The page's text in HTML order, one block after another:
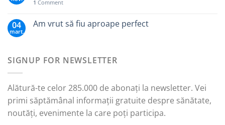
1 Comment
04
mart.
Am vrut să fiu aproape perfect
SIGNUP FOR NEWSLETTER
Alătură-te celor 285.000 de abonați la newsletter. Vei
primi săptămânal informații gratuite despre sănătate,
noutăți, evenimente la care poți participa.